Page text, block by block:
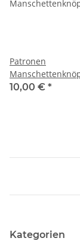
Patronen
10,00 € *
Kategorien